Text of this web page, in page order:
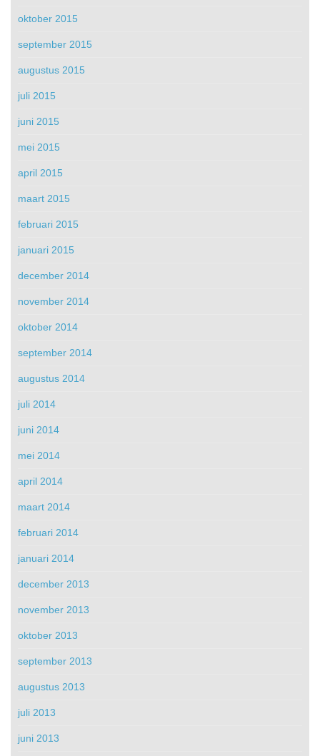
oktober 2015
september 2015
augustus 2015
juli 2015
juni 2015
mei 2015
april 2015
maart 2015
februari 2015
januari 2015
december 2014
november 2014
oktober 2014
september 2014
augustus 2014
juli 2014
juni 2014
mei 2014
april 2014
maart 2014
februari 2014
januari 2014
december 2013
november 2013
oktober 2013
september 2013
augustus 2013
juli 2013
juni 2013